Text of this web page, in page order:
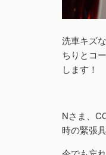
洗車キズ
ちりとコ
します！
Nさま、
時の緊張具